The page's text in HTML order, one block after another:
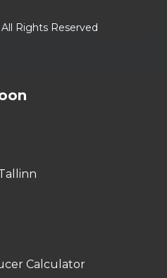
Rights Reserved
Calculator